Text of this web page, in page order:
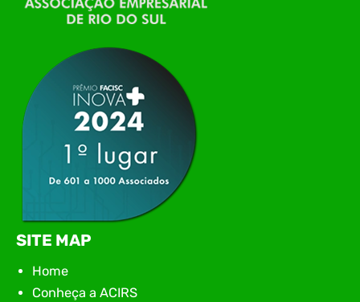
tecnologia da região para uma noite de
apresentação de novas iniciativas para o setor. O
encontro aconteceu em Rio…
SITE MAP
Home
Conheça a ACIRS